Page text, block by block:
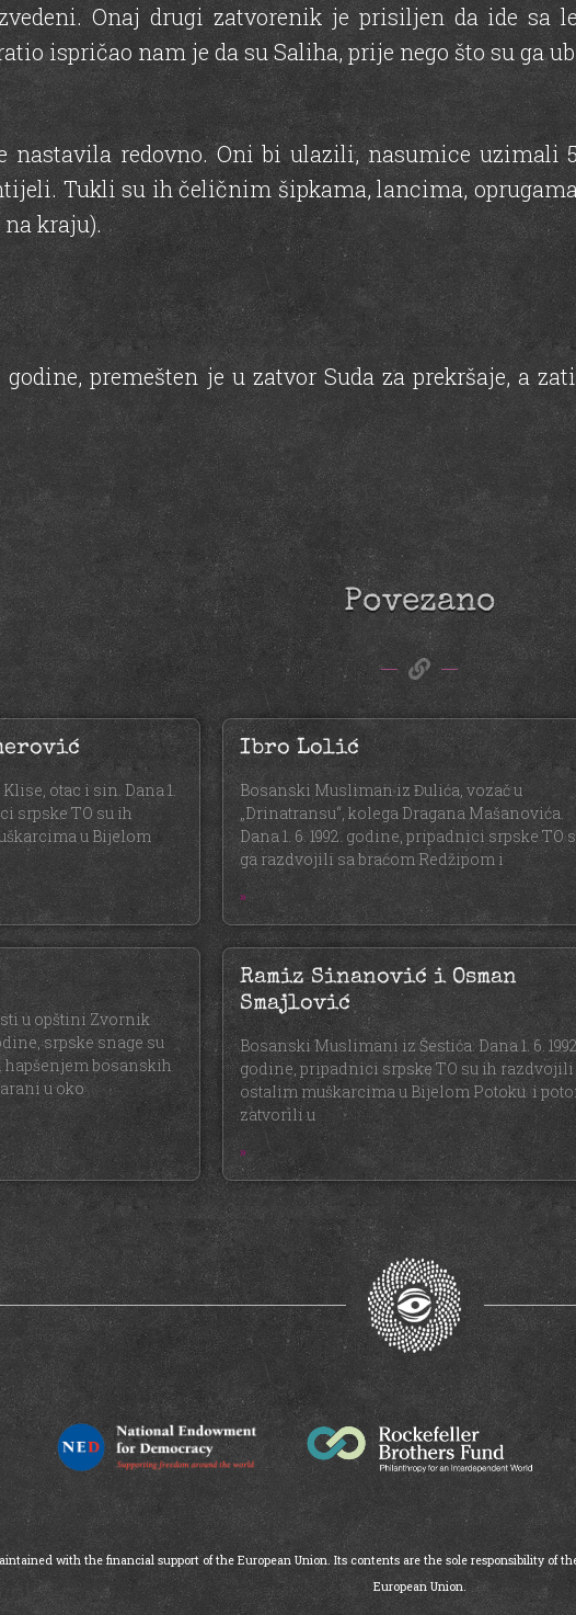
Onaj drugi zatvorenik je prisiljen da ide sa
ispričao nam je da su Saliha, prije nego što su ga
nastavila redovno. Oni bi ulazili, nasumice
Tukli su ih čeličnim šipkama, lancima,
kraju).
premešten je u zatvor Suda za prekršaje, a
Povezano
otac i sin. Dana 1.
srpske TO su ih
u Bijelom
Ibro Lolić
Bosanski Musliman iz Đulića, vozač u
„Drinatransu“, kolega Dragana Mašanovića.
Dana 1. 6. 1992. godine, pripadnici srpske TO
ga razdvojili sa braćom Redžipom i
»
u opštini Zvornik
srpske snage su
bosanskih
u oko
Ramiz Sinanović i Osman
Smajlović
Bosanski Muslimani iz Šestića. Dana 1. 6.
godine, pripadnici srpske TO su ih razdvojili
ostalim muškarcima u Bijelom Potoku i
zatvorili u
»
with the financial support of the European Union. Its contents are the sole responsibility of
European Union.